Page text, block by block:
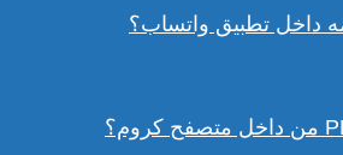
داخل تطبيق واتساب؟